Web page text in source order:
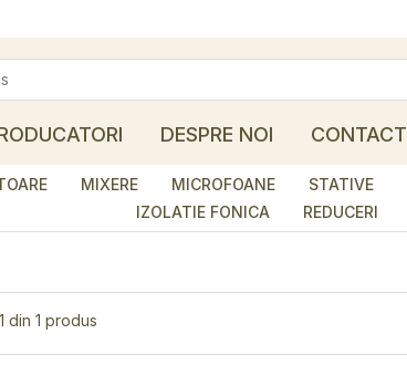
DESPRE NOI CONTACT
MIXERE MICROFOANE STATIVE
IZOLATIE FONICA
REDUCERI
din 1 produs